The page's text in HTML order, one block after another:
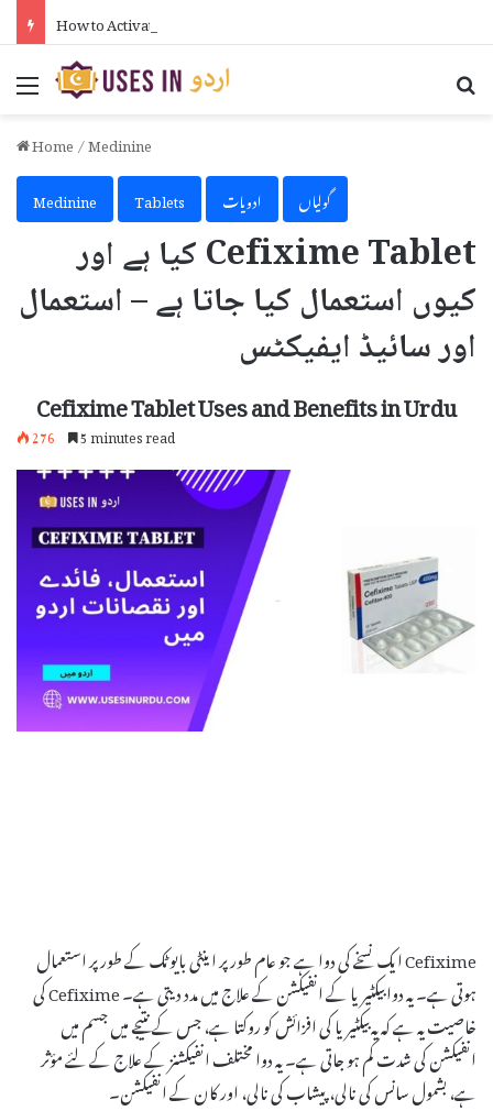
How to Activate iPhone Using 3uTools in Urdu
Menu
Home/Medinine
Medinine
Tablets ادویات گولیاں
Cefixime Tablet کیا ہے اور
کیوں استعمال کیا جاتا ہے – استعمال
اور سائیڈ ایفیکٹس
Cefixime Tablet Uses and Benefits in Urdu
276 5 minutes read
Cefixime ایک نسخے کی دوا ہے جو عام طور پر اینٹی بایوٹک کے طور پر استعمال
ہوتی ہے۔ یہ دوا بیکٹیریا کے انفیکشن کے علاج میں مدد دیتی ہے۔ Cefixime کی
خاصیت یہ ہے کہ یہ بیکٹیریا کی افزائش کو روکتا ہے، جس کے نتیجے میں جسم میں
انفیکشن کی شدت کم ہو جاتی ہے۔ یہ دوا مختلف انفیکشنز کے علاج کے لئے مؤثر
ہے، بشمول سانس کی نالی، پیشاب کی نالی، اور کان کے انفیکشن۔